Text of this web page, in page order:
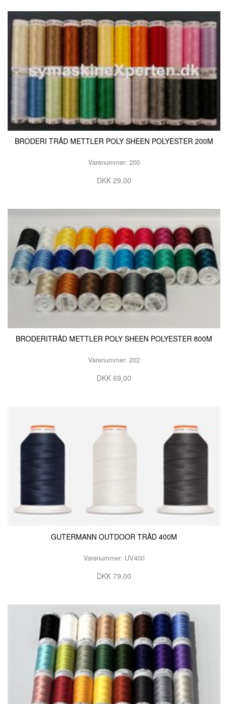
BRODERI TRÅD METTLER POLY SHEEN POLYESTER 200M
Varenummer: 200
DKK 29,00
BRODERITRÅD METTLER POLY SHEEN POLYESTER 800M
Varenummer: 202
DKK 69,00
GUTERMANN OUTDOOR TRÅD 400M
Varenummer: UV400
DKK 79,00